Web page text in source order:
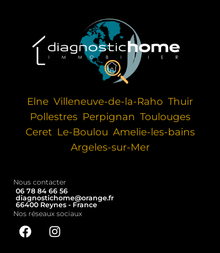
Elne Villeneuve-de-la-Raho Thuir
Pollestres Perpignan Toulouges
Ceret Le-Boulou Amelie-les-bains
Argeles-sur-Mer
Nous contacter
06 78 84 66 56
diagnostichome@orange.fr
66400 Reynes - France
Nos réseaux sociaux